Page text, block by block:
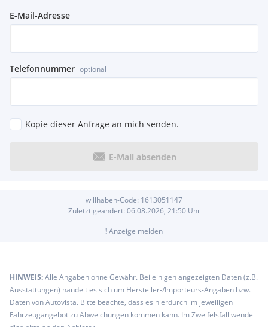
E-Mail-Adresse
Telefonnummer optional
Kopie dieser Anfrage an mich senden.
E-Mail absenden
willhaben-Code: 1613051147
Zuletzt geändert: 06.08.2026, 21:50Uhr
!Anzeige melden
HINWEIS:Alle Angaben ohne Gewähr. Bei einigen angezeigten Daten (z.B.
Ausstattungen) handelt es sich um Hersteller-/Importeurs-Angaben bzw.
Daten von Autovista. Bitte beachte, dass es hierdurch im jeweiligen
Fahrzeugangebot zu Abweichungen kommen kann. Im Zweifelsfall wende